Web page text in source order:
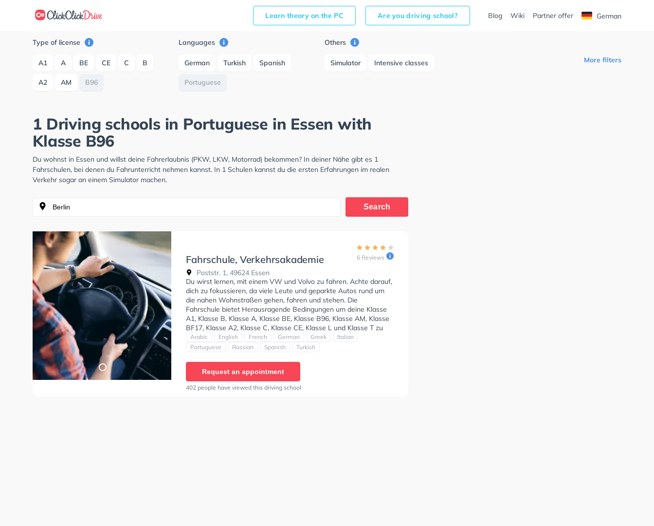
Learn theory on the PC Are you driving school? Blog Wiki Partner offer German
Type of license
A1 A BE CE C B
A2 AM B96
Languages
German Turkish Spanish
Portuguese
Others
Simulator Intensive classes More filters
1 Driving schools in Portuguese in Essen with
Klasse B96
Du wohnst in Essen und willst deine Fahrerlaubnis (PKW, LKW, Motorrad) bekommen? In deiner Nähe gibt es 1
Fahrschulen, bei denen du Fahrunterricht nehmen kannst. In 1 Schulen kannst du die ersten Erfahrungen im realen
Verkehr sogar an einem Simulator machen.
Search
Fahrschule, Verkehrsakademie
& MPU Beratung Mammen
Poststr. 1, 49624 Essen
6 Reviews
Du wirst lernen, mit einem VW und Volvo zu fahren. Achte darauf,
dich zu fokussieren, da viele Leute und geparkte Autos rund um
die nahen Wohnstraßen gehen, fahren und stehen. Die
Fahrschule bietet Herausragende Bedingungen um deine Klasse
A1, Klasse B, Klasse A, Klasse BE, Klasse B96, Klasse AM, Klasse
BF17, Klasse A2, Klasse C, Klasse CE, Klasse L und Klasse T zu
erhalten. Der Unterricht kann auf Arabisch, Englisch, Französisch,
Deutsch, Griechisch, Italienisch, Portugiesisch, Russisch, Spanisch
tests am PC zu absolvieren, um dich gut auf die theoretische
Prüfung. In der Fahrschule, Verkehrsakademie & MPU Beratung
Mammen Sie können einen Termin online anfragen.
Arabic English French German Greek
Italian
Portuguese
Russian Spanish Turkish
Request an appointment
402 people have viewed this driving school